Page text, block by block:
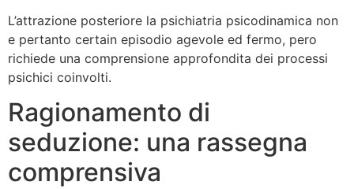
L’attrazione posteriore la psichiatria psicodinamica non
e pertanto certain episodio agevole ed fermo, pero
richiede una comprensione approfondita dei processi
psichici coinvolti.
Ragionamento di
seduzione: una rassegna
comprensiva